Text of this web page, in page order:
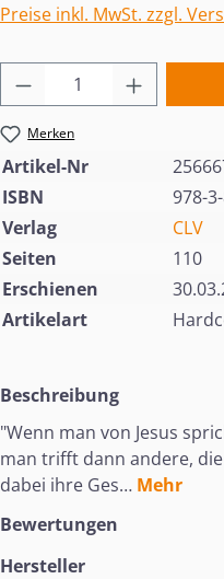
Preise inkl. MwSt. zzgl.
Produkt Anzahl:
Merken
Artikel-Nr
ISBN
978-
Verlag
CLV
Seiten
110
Erschienen
Artikelart
Beschreibung
"Wenn man von Jesus
man trifft dann andere,
dabei ihre Ges… Mehr
Bewertungen
Hersteller